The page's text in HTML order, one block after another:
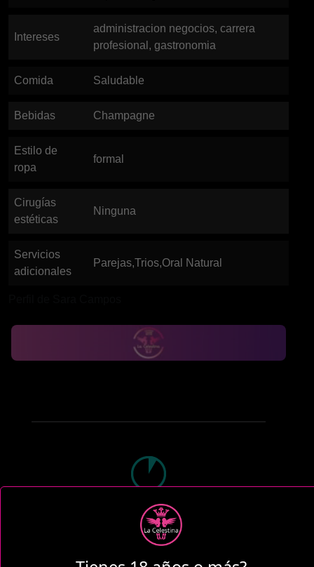
Intereses
administracion negocios, carrera
profesional, gastronomia
Comida Saludable
Bebidas Champagne
Estilo de
ropa
formal
Cirugías
estéticas
Ninguna
Servicios
adicionales
Parejas,Trios,Oral Natural
1 Hora
COP 270,000.00